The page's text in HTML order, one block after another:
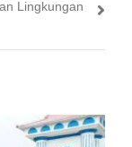
Lingkungan